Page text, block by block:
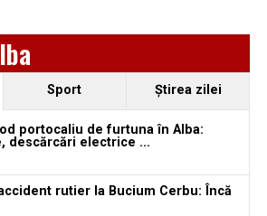
5,71 % 1 1
100% 13 2
Sport Ştirea zilei
portocaliu de furtuna în Alba:
descărcări electrice ...
rutier la Bucium Cerbu: Încă